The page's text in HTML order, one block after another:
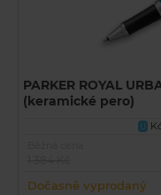
PARKER ROYAL
(keramické pero)
U
Dočasně vyprodaný